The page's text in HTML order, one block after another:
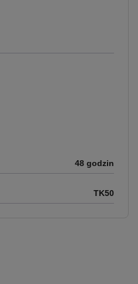
48 godzin
TK50